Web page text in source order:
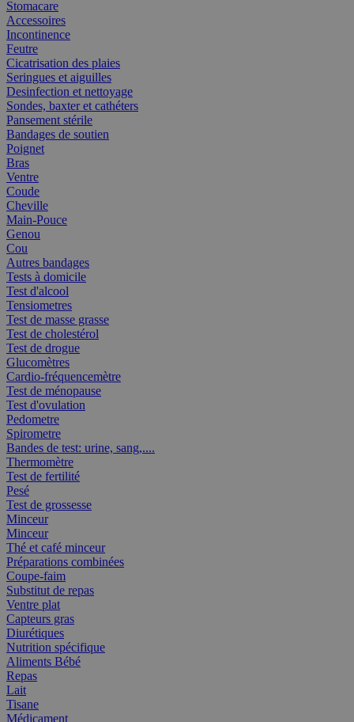
Stomacare
Accessoires
Incontinence
Feutre
Cicatrisation des plaies
Seringues et aiguilles
Desinfection et nettoyage
Sondes, baxter et cathéters
Pansement stérile
Bandages de soutien
Poignet
Bras
Ventre
Coude
Cheville
Main-Pouce
Genou
Cou
Autres bandages
Tests à domicile
Test d'alcool
Tensiometres
Test de masse grasse
Test de cholestérol
Test de drogue
Glucomètres
Cardio-fréquencemètre
Test de ménopause
Test d'ovulation
Pedometre
Spirometre
Bandes de test: urine, sang,....
Thermomètre
Test de fertilité
Pesé
Test de grossesse
Minceur
Minceur
Thé et café minceur
Préparations combinées
Coupe-faim
Substitut de repas
Ventre plat
Capteurs gras
Diurétiques
Nutrition spécifique
Aliments Bébé
Repas
Lait
Tisane
Médicament